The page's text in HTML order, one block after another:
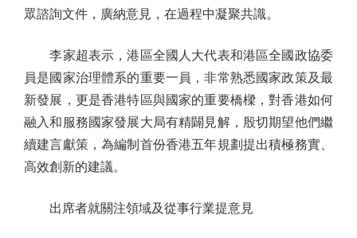
眾諮詢文件，廣納意見，在過程中凝聚共識。
李家超表示，港區全國人大代表和港區全國政協委
員是國家治理體系的重要一員，非常熟悉國家政策及最
新發展，更是香港特區與國家的重要橋樑，對香港如何
融入和服務國家發展大局有精闢見解，殷切期望他們繼
續建言獻策，為編制首份香港五年規劃提出積極務實、
高效創新的建議。
出席者就關注領域及從事行業提意見